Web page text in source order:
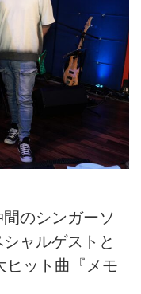
のシンガーソ
ャルゲストと
ヒット曲『メモ